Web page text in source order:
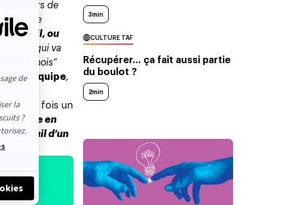
lors de
tant que
travail, ou
C’est ce qui va
fil des mois”
son équipe,
tout à la fois un
à mettre en
du deuil d’un
3min
CULTURE TAF
Récupérer… ça fait aussi partie
du boulot ?
2min